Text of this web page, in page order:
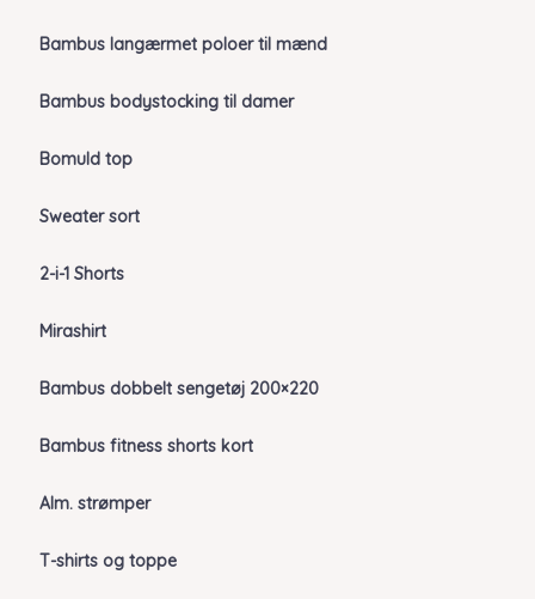
Bambus langærmet poloer til mænd
Bambus bodystocking til damer
Bomuld top
Sweater sort
2-i-1 Shorts
Mirashirt
Bambus dobbelt sengetøj 200×220
Bambus fitness shorts kort
Alm. strømper
T-shirts og toppe